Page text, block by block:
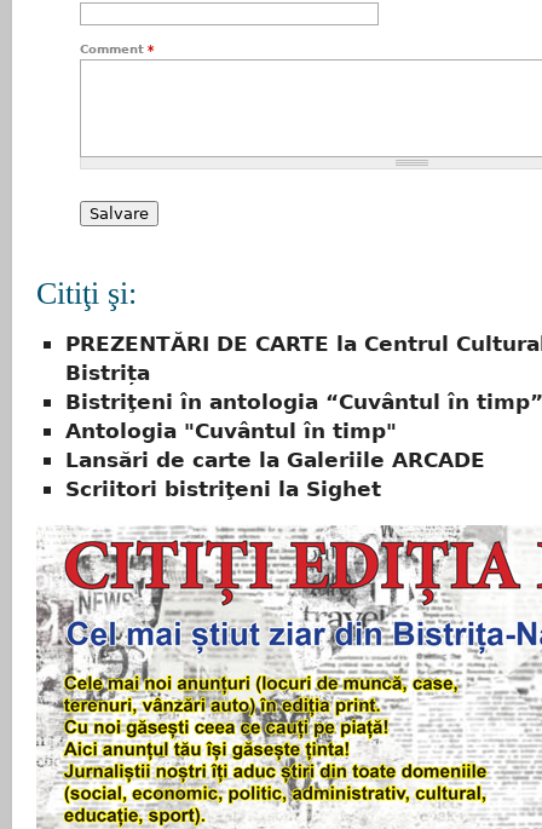
Comment *
Citiţi şi:
PREZENTĂRI DE CARTE la Centrul
Bistrița
Bistriţeni în antologia “Cuvântul în timp”
Antologia "Cuvântul în timp"
Lansări de carte la Galeriile ARCADE
Scriitori bistriţeni la Sighet